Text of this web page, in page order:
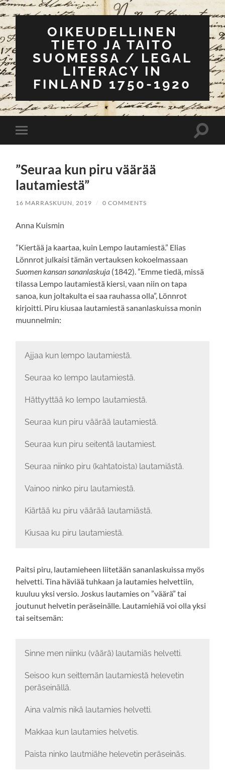
OIKEUDELLINEN
TIETO JA TAITO
SUOMESSA / LEGAL
LITERACY IN
FINLAND 1750-1920
Toggle
mobile
Toggle
”Seuraa kun piru väärää
lautamiestä”
16 MARRASKUUN, 2019 / 0 COMMENTS
Anna Kuismin
”Kiertää ja kaartaa, kuin Lempo lautamiestä.” Elias
Lönnrot julkaisi tämän vertauksen kokoelmassaan
Suomen kansan sananlaskuja (1842). ”Emme tiedä, missä
tilassa Lempo lautamiestä kiersi, vaan niin on tapa
sanoa, kun joltakulta ei saa rauhassa olla”, Lönnrot
kirjoitti. Piru kiusaa lautamiestä sananlaskuissa monin
muunnelmin:
Ajjaa kun lempo lautamiestä.
Seuraa ko lempo lautamiestä.
Hättyyttää ko lempo lautamiestä.
Seuraa kun piru väärää lautamiestä.
Seuraa kun piru seitentä lautamiest.
Seuraa niinko piru (kahtatoista) lautamiästä.
Vainoo ninko piru lautamiestä.
Kiärtää ku piru väärää lautamiästä.
Kiusaa ku piru lautamiestä.
Paitsi piru, lautamieheen liitetään sananlaskuissa myös
helvetti. Tina häviää tuhkaan ja lautamies helvettiin,
kuuluu yksi versio. Joskus lautamies on ”väärä” tai
joutunut helvetin peräseinälle. Lautamiehiä voi olla yksi
tai seitsemän:
Sinne men niinku (väärä) lautamiäs helvetti.
Seisoo kun seittemän lautamiestä helevetin
peräseinällä.
Aina valmis nikä lautamies helvetti.
Makkaa kun lautamies helvetis.
Paista ninko lautmiähe helevetin peräseinäs.